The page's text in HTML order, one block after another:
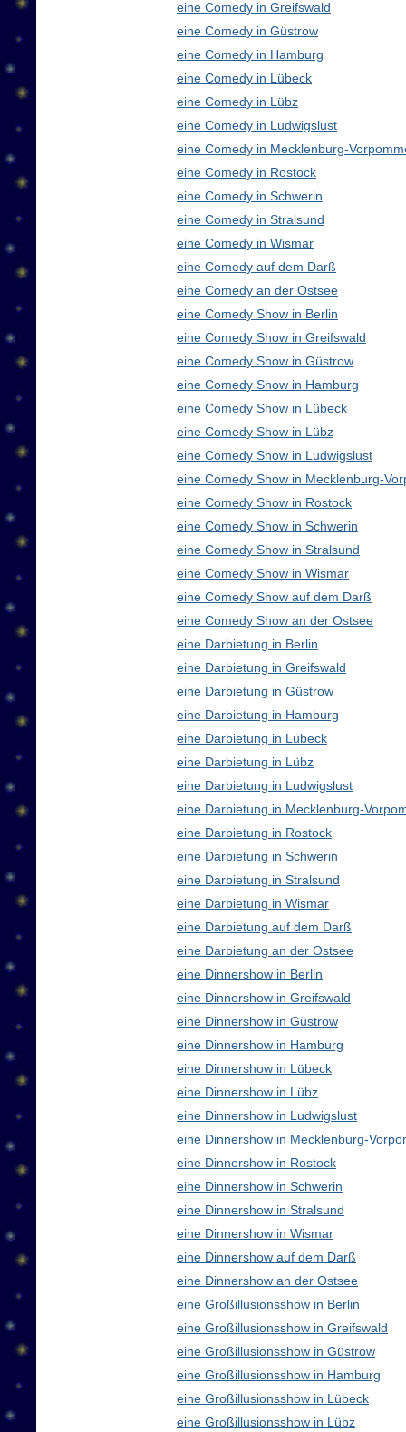
eine Comedy in Greifswald
eine Comedy in Güstrow
eine Comedy in Hamburg
eine Comedy in Lübeck
eine Comedy in Lübz
eine Comedy in Ludwigslust
eine Comedy in Mecklenburg-
eine Comedy in Rostock
eine Comedy in Schwerin
eine Comedy in Stralsund
eine Comedy in Wismar
eine Comedy auf dem Darß
eine Comedy an der Ostsee
eine Comedy Show in Berlin
eine Comedy Show in Greifswald
eine Comedy Show in Güstrow
eine Comedy Show in Hamburg
eine Comedy Show in Lübeck
eine Comedy Show in Lübz
eine Comedy Show in Ludwigslust
eine Comedy Show in Mecklenburg-
eine Comedy Show in Rostock
eine Comedy Show in Schwerin
eine Comedy Show in Stralsund
eine Comedy Show in Wismar
eine Comedy Show auf dem Darß
eine Comedy Show an der Ostsee
eine Darbietung in Berlin
eine Darbietung in Greifswald
eine Darbietung in Güstrow
eine Darbietung in Hamburg
eine Darbietung in Lübeck
eine Darbietung in Lübz
eine Darbietung in Ludwigslust
eine Darbietung in Mecklenburg-
eine Darbietung in Rostock
eine Darbietung in Schwerin
eine Darbietung in Stralsund
eine Darbietung in Wismar
eine Darbietung auf dem Darß
eine Darbietung an der Ostsee
eine Dinnershow in Berlin
eine Dinnershow in Greifswald
eine Dinnershow in Güstrow
eine Dinnershow in Hamburg
eine Dinnershow in Lübeck
eine Dinnershow in Lübz
eine Dinnershow in Ludwigslust
eine Dinnershow in Mecklenburg-
eine Dinnershow in Rostock
eine Dinnershow in Schwerin
eine Dinnershow in Stralsund
eine Dinnershow in Wismar
eine Dinnershow auf dem Darß
eine Dinnershow an der Ostsee
eine Großillusionsshow in Berlin
eine Großillusionsshow in Greifswald
eine Großillusionsshow in Güstrow
eine Großillusionsshow in Hamburg
eine Großillusionsshow in Lübeck
eine Großillusionsshow in Lübz